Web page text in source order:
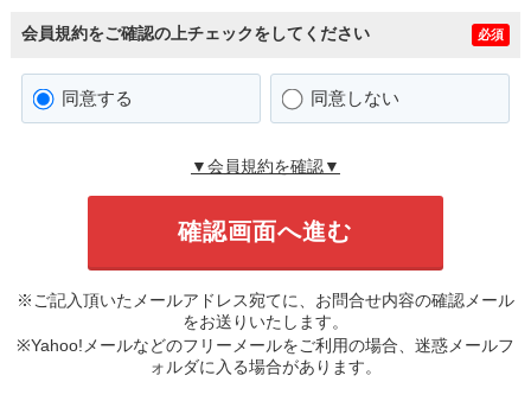
会員規約をご確認の上チェックをしてください 必須
同意する 同意しない
▼会員規約を確認▼
※ご記入頂いたメールアドレス宛てに、お問合せ内容の確認メール
をお送りいたします。
※Yahoo!メールなどのフリーメールをご利用の場合、迷惑メールフ
ォルダに入る場合があります。